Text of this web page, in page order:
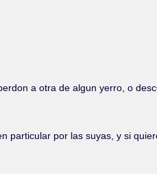
a otra de algun yerro, o
particular por las suyas, y si